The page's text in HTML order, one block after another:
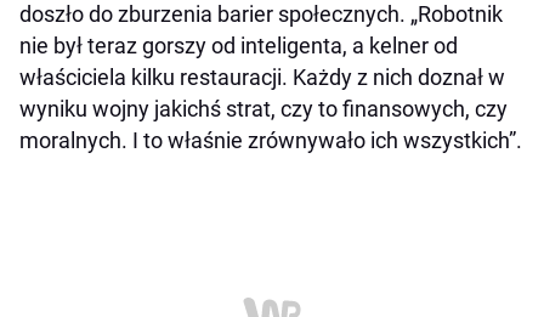
doszło do zburzenia barier społecznych. „Robotnik
nie był teraz gorszy od inteligenta, a kelner od
właściciela kilku restauracji. Każdy z nich doznał w
wyniku wojny jakichś strat, czy to finansowych, czy
moralnych. I to właśnie zrównywało ich wszystkich”.